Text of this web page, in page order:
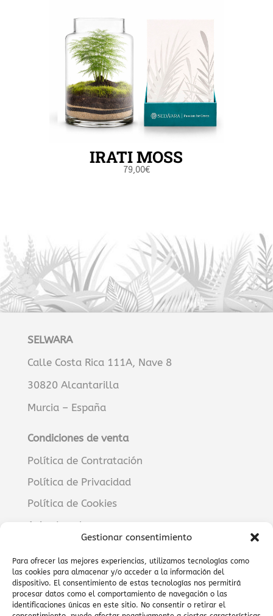
Gestionar consentimiento
Para ofrecer las mejores experiencias, utilizamos tecnologías como
las cookies para almacenar y/o acceder a la información del
dispositivo. El consentimiento de estas tecnologías nos permitirá
procesar datos como el comportamiento de navegación o las
identificaciones únicas en este sitio. No consentir o retirar el
IRATI MOSS
79,00€
SELWARA
Calle Costa Rica 111A, Nave 8
30820 Alcantarilla
Murcia – España
Condiciones de venta
Política de Contratación
Política de Privacidad
Política de Cookies
Aviso Legal
RECURSOS
Manuales
Guías paso a paso